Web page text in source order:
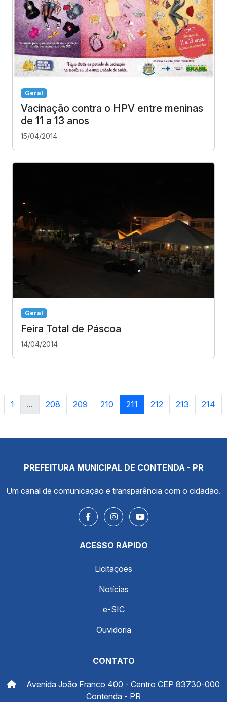
Geral
Vacinação contra o HPV entre meninas
de 11 a 13 anos
15/04/2014
Geral
Feira Total de Páscoa
14/04/2014
1 ... 208 209 210 211 212 213 214
PREFEITURA MUNICIPAL DE CONTENDA - PR
Um canal de comunicação e transparência com o cidadão.
ACESSO RÁPIDO
Licitações
Notícias
e-SIC
Ouvidoria
CONTATO
Avenida João Franco 400 - Centro CEP 83730-000
Contenda - PR